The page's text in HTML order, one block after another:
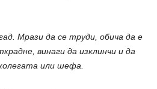
Мрази да се труди, обича да е
винаги да изклинчи и да
или шефа.